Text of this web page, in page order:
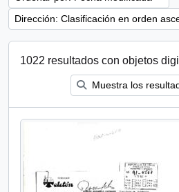
Dirección: Clasificación en orden
1022 resultados con objetos
Muestra los